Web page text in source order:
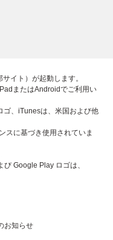
イト）が起動します。
またはAndroidでご利用い
ゴ、iTunesは、米国および他
スに基づき使用されていま
Google Play ロゴは、
お知らせ